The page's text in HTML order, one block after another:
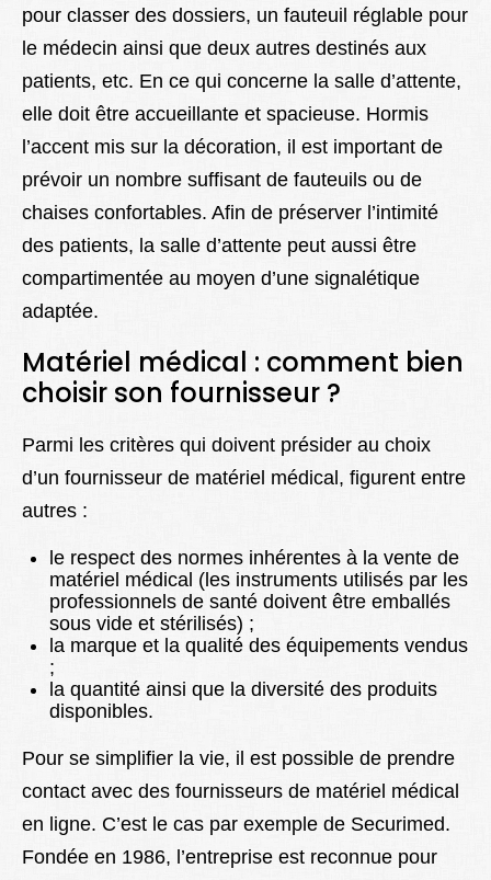
pour classer des dossiers, un fauteuil réglable pour
le médecin ainsi que deux autres destinés aux
patients, etc. En ce qui concerne la salle d’attente,
elle doit être accueillante et spacieuse. Hormis
l’accent mis sur la décoration, il est important de
prévoir un nombre suffisant de fauteuils ou de
chaises confortables. Afin de préserver l’intimité
des patients, la salle d’attente peut aussi être
compartimentée au moyen d’une signalétique
adaptée.
Matériel médical : comment bien
choisir son fournisseur ?
Parmi les critères qui doivent présider au choix
d’un fournisseur de matériel médical, figurent entre
autres :
le respect des normes inhérentes à la vente de
matériel médical (les instruments utilisés par les
professionnels de santé doivent être emballés
sous vide et stérilisés) ;
la marque et la qualité des équipements vendus
;
la quantité ainsi que la diversité des produits
disponibles.
Pour se simplifier la vie, il est possible de prendre
contact avec des fournisseurs de matériel médical
en ligne. C’est le cas par exemple de Securimed.
Fondée en 1986, l’entreprise est reconnue pour